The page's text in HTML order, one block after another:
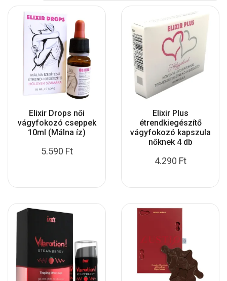
Elixir Drops női
vágyfokozó cseppek
10ml (Málna íz)
5.590 Ft
Elixir Plus
étrendkiegészítő
vágyfokozó kapszula
nőknek 4 db
4.290 Ft